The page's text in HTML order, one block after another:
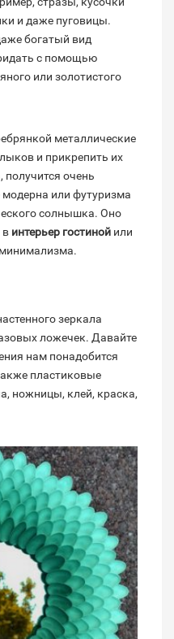
и даже пуговицы.
богатый вид
с помощью
или золотистого
металлические
и прикрепить их
получится очень
модерна или футуризма
солнышка. Оно
в интерьер гостиной или
зеркала
ложечек. Давайте
нам понадобится
пластиковые
ножницы, клей, краска,